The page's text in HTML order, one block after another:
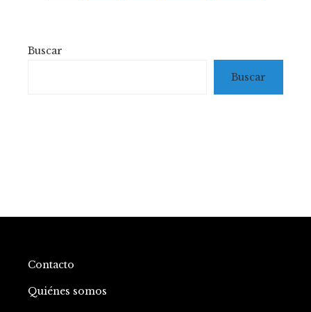
entradas
Buscar
Buscar
Contacto
Quiénes somos